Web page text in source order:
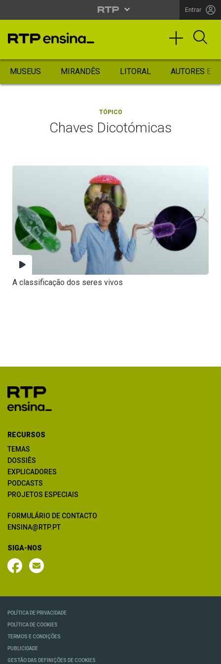
Entrar
MUSEUS MIRANDÊS LITORAL AUTORES
TÓPICO
Chaves Dicotómicas
A classificação dos seres vivos
RECURSOS
TEMAS
DOSSIÊS
EXPLICADORES
PODCASTS
PROJETOS ESPECIAIS
FORMULÁRIO DE CONTACTO
ENSINA@RTP.PT
SIGA-NOS
POLÍTICA DE PRIVACIDADE
POLÍTICA DE COOKIES
TERMOS E CONDIÇÕES
PUBLICIDADE
GESTÃO DAS DEFINIÇÕES DE COOKIES